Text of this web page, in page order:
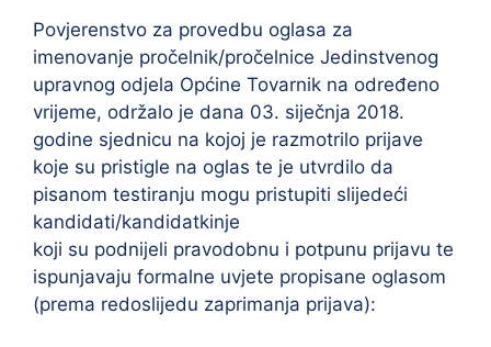
Povjerenstvo za provedbu oglasa za
imenovanje pročelnik/pročelnice Jedinstvenog
upravnog odjela Općine Tovarnik na određeno
vrijeme, održalo je dana 03. siječnja 2018.
godine sjednicu na kojoj je razmotrilo prijave
koje su pristigle na oglas te je utvrdilo da
pisanom testiranju mogu pristupiti slijedeći
kandidati/kandidatkinje
koji su podnijeli pravodobnu i potpunu prijavu te
ispunjavaju formalne uvjete propisane oglasom
(prema redoslijedu zaprimanja prijava):